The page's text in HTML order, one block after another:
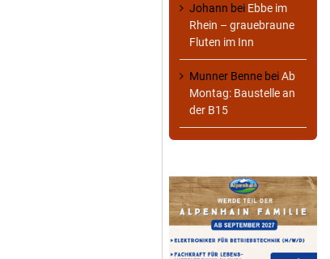
Johann bei Ebbe im
Rhein – grauebraune
Fluten im Inn
Munner Benne beiAb
Montag: Baustelle an
der B15